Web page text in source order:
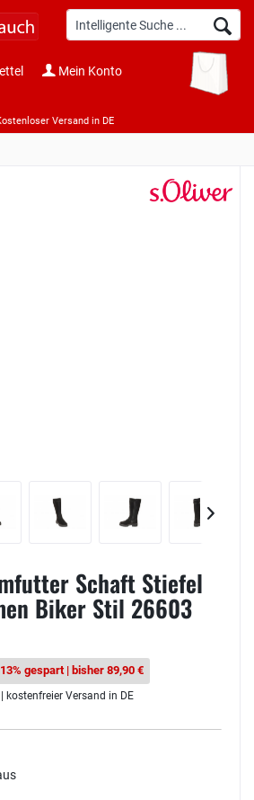
Versand in DE
Mein Konto
Schaft Stiefel
Biker Stil 26603
13% gespart | bisher 89,90 €
kostenfreier Versand in DE